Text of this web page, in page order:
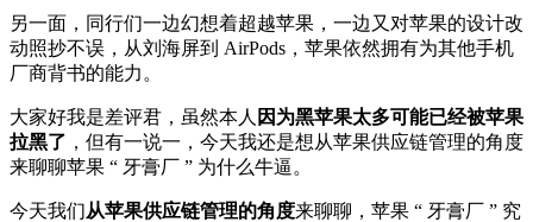
另一面，同行们一边幻想着超越苹果，一边又对苹果的设计改
动照抄不误，从刘海屏到 AirPods，苹果依然拥有为其他手机
厂商背书的能力。
大家好我是差评君，虽然本人 因为黑苹果太多可能已经被苹果
拉黑了 ，但有一说一，今天我还是想从苹果供应链管理的角度
来聊聊苹果 “ 牙膏厂 ” 为什么牛逼。
今天我们从苹果供应链管理的角度来聊聊，苹果 “ 牙膏厂 ” 究